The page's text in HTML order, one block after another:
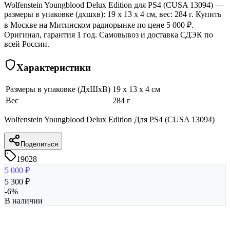
Wolfenstein Youngblood Delux Edition для PS4 (CUSA 13094) —
размеры в упаковке (дхшхв): 19 x 13 x 4 см, вес: 284 г. Купить
в Москве на Митинском радиорынке по цене 5 000 ₽.
Оригинал, гарантия 1 год. Самовывоз и доставка СДЭК по
всей России.
Характеристики
Размеры в упаковке (ДхШхВ) 19 x 13 x 4 см
Вес
284 г
Wolfenstein Youngblood Delux Edition Для PS4 (CUSA 13094)
Поделиться
19028
5 000 ₽
5 300 ₽
-6%
В наличии